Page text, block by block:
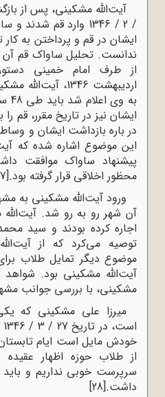
/ 2 / 1346 وارد قم
ایشان در قم و پرداختن به
ندانست. تحلیل ساواک قم
از طرف امام خمینی
اردیبهشت 1346،
ایشان نیز در تاریخ مقرر، قم
در باره بازداشت ایشان و
این موضوع اشاره شده که
پیشنهاد ساواک موافقت
محظور اخلاقی قرار گرفته بود.
ورود آیت‌الله مشکینی به
آن شهر رو به رو شد. آیت‌الله
اجاره کرده بودند و سید
توصیه می‌کرد که از
موضوع دیگر تمایل طلاب
آیت‌الله مشکینی بود.
مشکینی، با بررسی جوانب
میرزا علی مشکینی که
خودش مایل است ایام
از طلاب حوزه اظهار
سرپرست خوبی نداریم و
داشت.[28]